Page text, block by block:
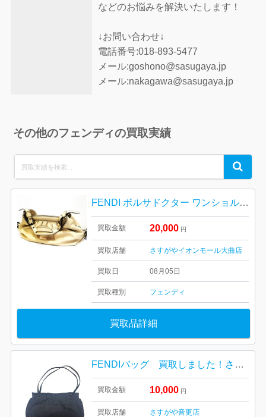
などのお悩みを解決いたします！
↓お問い合わせ↓
電話番号:018-893-5477
メール:goshono@sasugaya.jp
メール:nakagawa@sasugaya.jp
その他のフェンディの買取実績
for:
Search
FENDI ボルサドクター ワンショルダーバッグ
買取金額 20,000 円
買取店舗 さすがやイオンモール大曲店
買取日 08月05日
買取種別 フェンディ
買取品詳細
FENDIバッグ 買取しました！さすがや音更店
買取金額 10,000 円
買取店舗 さすがや音更店